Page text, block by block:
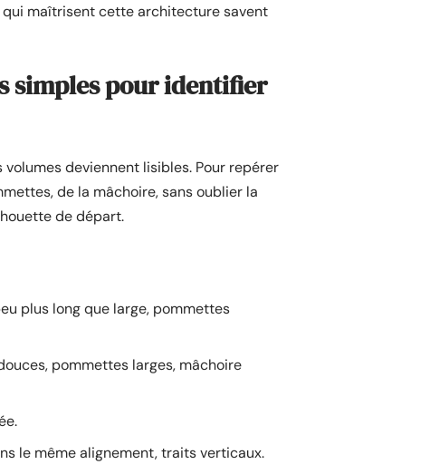
qui maîtrisent cette architecture savent
simples pour identifier
deviennent lisibles. Pour repérer
de la mâchoire, sans oublier la
de départ.
plus long que large, pommettes
pommettes larges, mâchoire
le même alignement, traits verticaux.